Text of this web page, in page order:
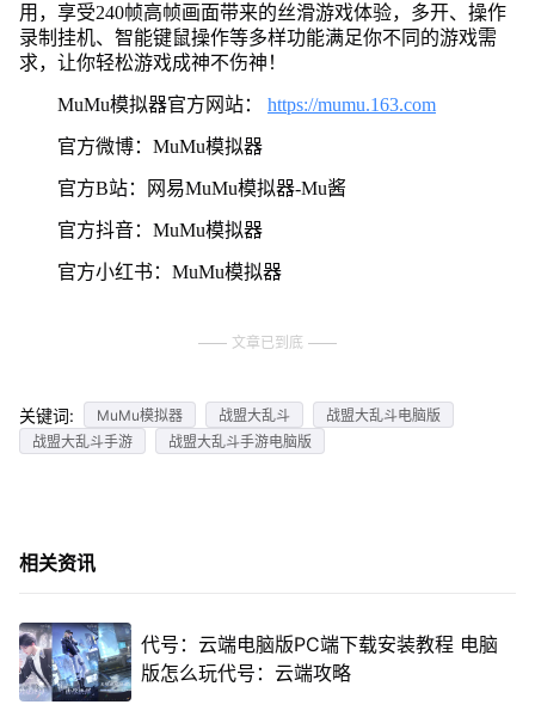
用，享受240帧高帧画面带来的丝滑游戏体验，多开、操作
录制挂机、智能键鼠操作等多样功能满足你不同的游戏需
求，让你轻松游戏成神不伤神！
MuMu模拟器官方网站： https://mumu.163.com
官方微博：MuMu模拟器
官方B站：网易MuMu模拟器-Mu酱
官方抖音：MuMu模拟器
官方小红书：MuMu模拟器
文章已到底
关键词: MuMu模拟器 战盟大乱斗
战盟大乱斗电脑版
战盟大乱斗手游
战盟大乱斗手游电脑版
相关资讯
代号：云端电脑版PC端下载安装教程 电脑
版怎么玩代号：云端攻略